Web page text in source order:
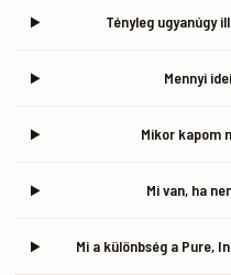
Tényleg ugyanúgy
Mennyi
Mikor kapom
Mi van, ha
Mi a különbség a Pure,